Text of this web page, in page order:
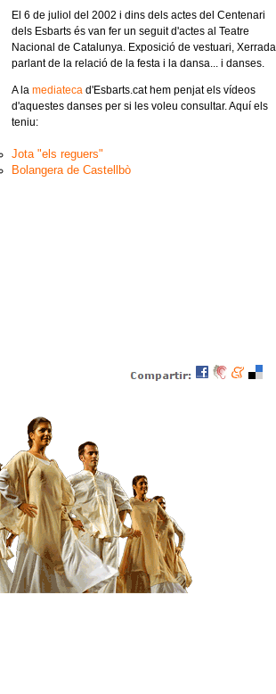
El 6 de juliol del 2002 i dins dels actes del Centenari
dels Esbarts és van fer un seguit d'actes al Teatre
Nacional de Catalunya. Exposició de vestuari, Xerrada
parlant de la relació de la festa i la dansa... i danses.
A la mediateca d'Esbarts.cat hem penjat els vídeos
d'aquestes danses per si les voleu consultar. Aquí els
teniu:
Jota "els reguers"
Bolangera de Castellbò